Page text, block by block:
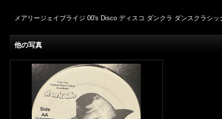
メアリージェイブライジ 00's Disco ディスコ ダンクラ ダンスクラシ
他の写真